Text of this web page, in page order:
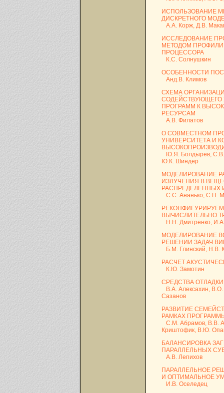
ИСПОЛЬЗОВАНИЕ
ДИСКРЕТНОГО
А.А. Корж, Д.В.
ИССЛЕДОВАНИЕ
МЕТОДОМ
ПРОЦЕССОРА
К.С. Солнушкин
ОСОБЕННОСТИ
Анд.В. Климов
СХЕМА
СОДЕЙСТВУЮЩЕГО
ПРОГРАММ К
РЕСУРСАМ
А.В. Филатов
О СОВМЕСТНОМ
УНИВЕРСИТЕТА И
Ю.Я. Болдырев, С.В.
Ю.К. Шиндер
МОДЕЛИРОВАНИЕ
ИЗЛУЧЕНИЯ В
РАСПРЕДЕЛЕННЫХ
С.С. Ананько, С.П.
ВЫЧИСЛИТЕЛЬНО
Н.Н. Дмитренко,
МОДЕЛИРОВАНИЕ
РЕШЕНИИ ЗАДАЧ
Б.М. Глинский, Н.В.
РАСЧЕТ
К.Ю. Замотин
СРЕДСТВА ОТЛАДКИ
В.А. Алексахин,
Сазанов
РАЗВИТИЕ
РАМКАХ
С.М. Абрамов, В.В.
Криштофик, В.Ю.
БАЛАНСИРОВКА
ПАРАЛЛЕЛЬНЫХ
А.В. Лепихов
ПАРАЛЛЕЛЬНОЕ
И ОПТИМАЛЬНОЕ
И.В. Оселедец